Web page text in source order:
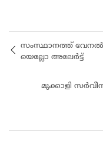
സംസ്ഥാനത്ത് വേനൽ
യെല്ലോ അലേർട്ട്
മുക്കാളി